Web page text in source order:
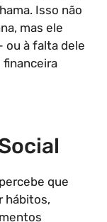
Isso não
mas ele
ou à falta dele
financeira
que
hábitos,